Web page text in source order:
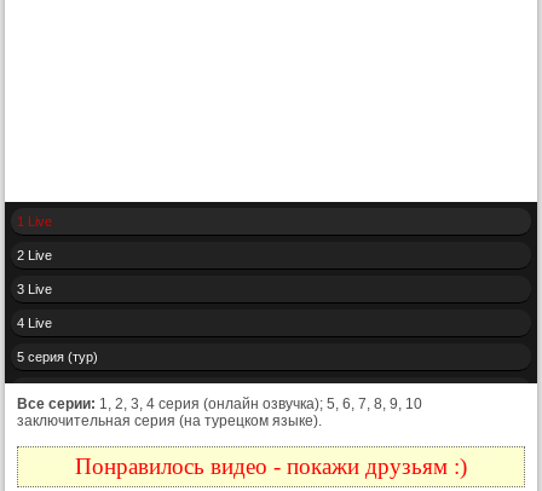
1 Live
2 Live
3 Live
4 Live
5 серия (тур)
7 серия (тур)
8 серия (тур)
Все серии: 1, 2, 3, 4 серия (онлайн озвучка); 5, 6, 7, 8, 9, 10
заключительная серия (на турецком языке).
Понравилось видео - покажи друзьям :)